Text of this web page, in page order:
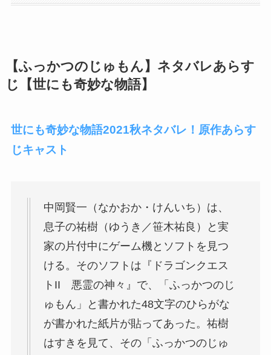
【ふっかつのじゅもん】ネタバレあらす
じ【世にも奇妙な物語】
世にも奇妙な物語2021秋ネタバレ！原作あらす
じキャスト
中岡賢一（なかおか・けんいち）は、
息子の祐樹（ゆうき／笹木祐良）と実
家の片付中にゲーム機とソフトを見つ
ける。そのソフトは『ドラゴンクエス
トII 悪霊の神々』で、「ふっかつのじ
ゅもん」と書かれた48文字のひらがな
が書かれた紙片が貼ってあった。祐樹
はすきを見て、その「ふっかつのじゅ